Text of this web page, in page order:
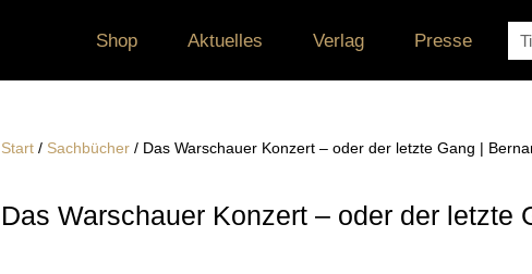
Shop Aktuelles Verlag Presse
Start / Sachbücher / Das Warschauer Konzert – oder der letzte Gang |
Das Warschauer Konzert – oder der letzte